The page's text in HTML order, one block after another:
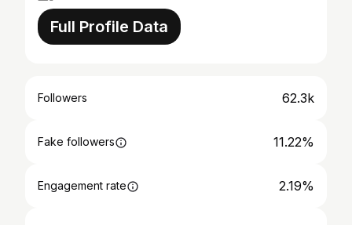
Full Profile Data
Followers 62.3k
Fake followers 11.22%
Engagement rate 2.19%